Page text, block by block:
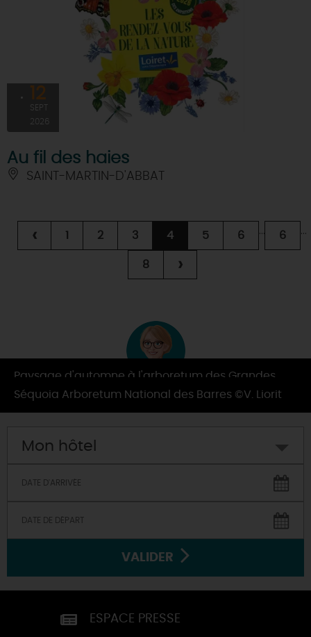
Paysage d'automne à l'arboretum des Grandes
Bruyères Ingrannes ©D. Compain
Séquoia Arboretum National des Barres ©V. Liorit
12
SEPT
2026
Au fil des haies
SAINT-MARTIN-D'ABBAT
‹ 1 2 3 4 5 6 ... 6 ...
8 ›
Par Pierre-Elise
Mon hôtel
VALIDER
ESPACE PRESSE